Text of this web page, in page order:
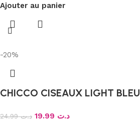
Ajouter au panier
-20%
CHICCO CISEAUX LIGHT BLEU
د.ت24.99 د.ت